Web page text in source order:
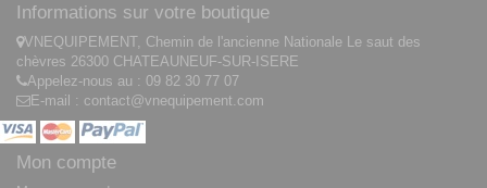
Informations sur votre boutique
VNEQUIPEMENT, Chemin de l'ancienne Nationale Le saut des
chèvres 26300 CHATEAUNEUF-SUR-ISERE
Appelez-nous au : 09 82 30 77 07
E-mail : contact@vnequipement.com
Mon compte